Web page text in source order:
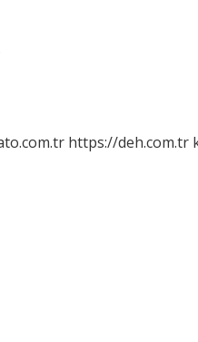
https://deh.com.tr